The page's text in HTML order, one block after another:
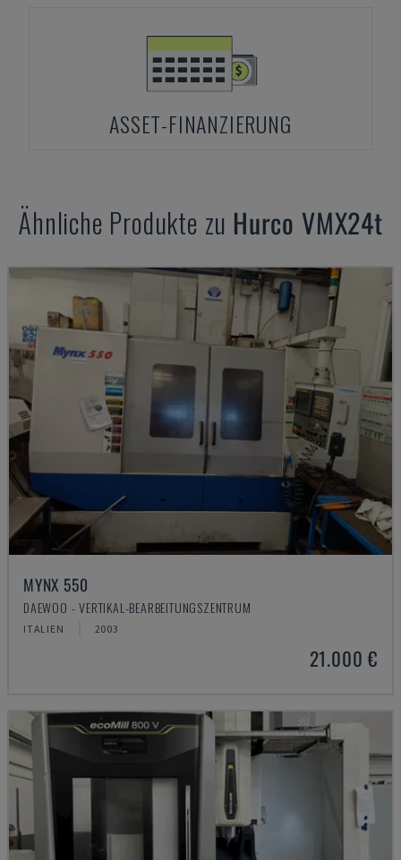
ASSET-FINANZIERUNG
Ähnliche Produkte zu Hurco VMX24t
MYNX 550
DAEWOO - VERTIKAL-BEARBEITUNGSZENTRUM
ITALIEN 2003
21.000 €